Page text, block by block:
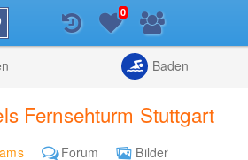
der
Nähe
Listenansicht
0
Baden
Fernsehturm Stuttgart
Forum
Bilder